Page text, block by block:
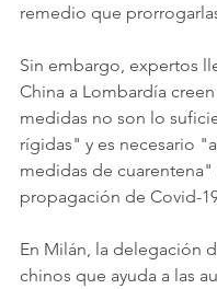
remedio que
Sin embargo, expertos
China a Lombardía
medidas no son lo
rígidas" y es necesario
medidas de cuarentena"
propagación de Covid-
En Milán, la delegación
chinos que ayuda a las